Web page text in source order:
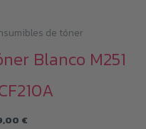
de tóner
Blanco M251
€